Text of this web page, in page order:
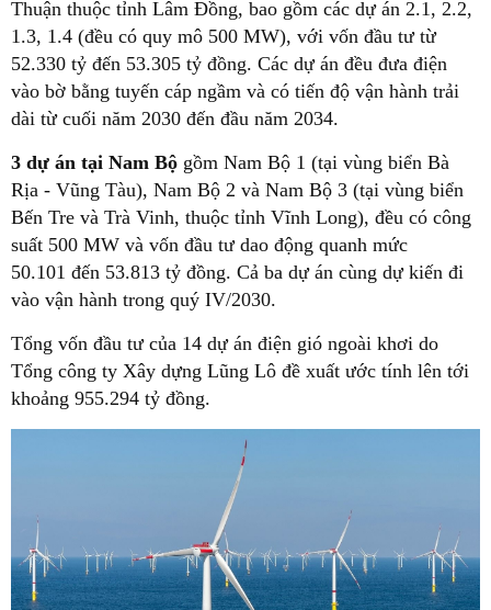
Thuận thuộc tỉnh Lâm Đồng, bao gồm các dự án 2.1, 2.2,
1.3, 1.4 (đều có quy mô 500 MW), với vốn đầu tư từ
52.330 tỷ đến 53.305 tỷ đồng. Các dự án đều đưa điện
vào bờ bằng tuyến cáp ngầm và có tiến độ vận hành trải
dài từ cuối năm 2030 đến đầu năm 2034.
3 dự án tại Nam Bộ gồm Nam Bộ 1 (tại vùng biển Bà
Rịa - Vũng Tàu), Nam Bộ 2 và Nam Bộ 3 (tại vùng biển
Bến Tre và Trà Vinh, thuộc tỉnh Vĩnh Long), đều có công
suất 500 MW và vốn đầu tư dao động quanh mức
50.101 đến 53.813 tỷ đồng. Cả ba dự án cùng dự kiến đi
vào vận hành trong quý IV/2030.
Tổng vốn đầu tư của 14 dự án điện gió ngoài khơi do
Tổng công ty Xây dựng Lũng Lô đề xuất ước tính lên tới
khoảng 955.294 tỷ đồng.